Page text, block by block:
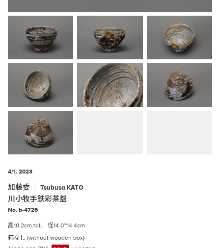
4/1. 2023
加藤委 Tsubusa KATO
川小牧手鉄彩茶盌
No. b-4726
高10.2cm.tall 径14.0~14.4cm
箱なし (without wooden box)